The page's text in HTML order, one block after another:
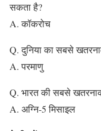
सकता है?
A. कॉकरोच
Q. दुनिया का सबसे
A. परमाणु
Q. भारत की सबसे
A. अग्नि-5 मिसाइल